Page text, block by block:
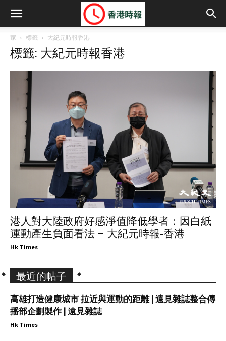
家 標籤 大紀元時報香港
標籤: 大紀元時報香港
港人對大陸政府好感淨值降低學者：因白紙
運動產生負面看法 – 大紀元時報-香港
Hk Times
最近的帖子
高雄打造健康城市 拉近與運動的距離 | 遠見雜誌整合傳
播部企劃製作 | 遠見雜誌
Hk Times